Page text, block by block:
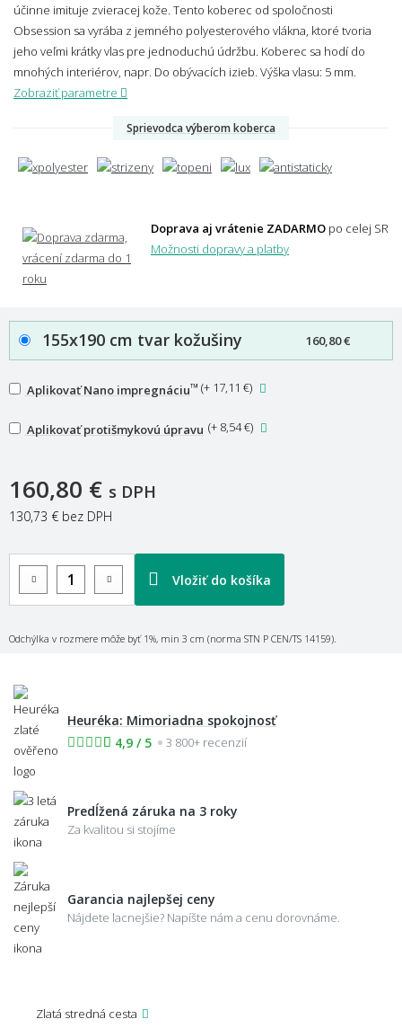
účinne imituje zvieracej kože. Tento koberec od spoločnosti
Obsession sa vyrába z jemného polyesterového vlákna, ktoré tvoria
jeho veľmi krátky vlas pre jednoduchú údržbu. Koberec sa hodí do
mnohých interiérov, napr. Do obývacích izieb. Výška vlasu: 5 mm.
Zobraziť parametre
Sprievodca výberom koberca
Doprava aj vrátenie ZADARMO po celej SR
Možnosti dopravy a platby
155x190 cm tvar kožušiny 160,80 €
Aplikovať Nano impregnáciu™ (+ 17,11 €)
Aplikovať protišmykovú úpravu (+ 8,54 €)
160,80 € s DPH
130,73 € bez DPH
Vložiť do košíka
Odchýlka v rozmere môže byť 1%, min 3 cm (norma STN P CEN/TS 14159).
Heuréka: Mimoriadna spokojnosť
4,9 / 5
3 800+ recenzií
Predĺžená záruka na 3 roky
Za kvalitou si stojíme
Garancia najlepšej ceny
Nájdete lacnejšie? Napíšte nám a cenu dorovnáme.
Zlatá stredná cesta